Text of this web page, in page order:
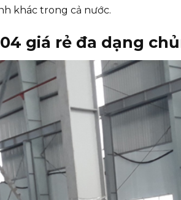
khác trong cả nước.
giá rẻ đa dạng